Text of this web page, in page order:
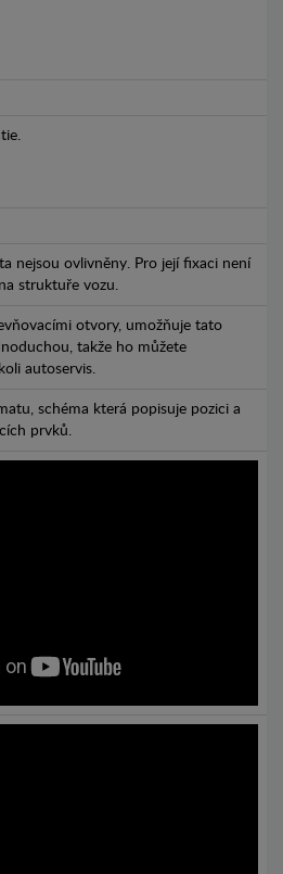
nejsou ovlivněny. Pro její fixaci není
struktuře vozu.
otvory, umožňuje tato
takže ho můžete
autoservis.
schéma která popisuje pozici a
prvků.